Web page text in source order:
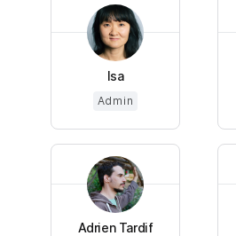
Isa
Admin
Adrien Tardif